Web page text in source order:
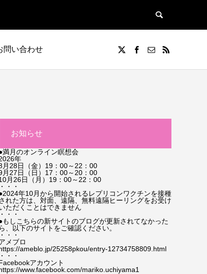
問い合わせ
お知らせ
満月のオンライン瞑想会
年
月28日（金）19：00～22：00
月27日（日）17：00～20：00
月26日（月）19：00～22：00
・・・
年10月から開始されるレプリコンワクチンを接種
れた方は、対面、遠隔、無料遠隔ヒーリングをお受け
ただくことはできません
・・・
もしこちらの新サイトのブログが更新されてなかった
ら、以下のサイトをご確認ください。
・・・
メブロ
ameblo.jp/25258pkou/entry-12734758809.html
・・・
アカウント
www.facebook.com/mariko.uchiyama1